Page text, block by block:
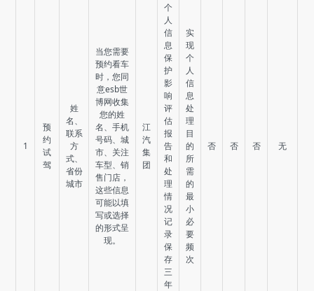
1
预
约
试
驾
姓
名、
联系
方
式、
省份
城市
当您需要
预约看车
时，您同
意esb世
博网收集
您的姓
名、手机
号码、城
市、关注
车型、销
售门店，
这些信息
可能以填
写或选择
的形式呈
现。
江
汽
集
团
个
人
信
息
保
护
影
响
评
估
报
告
和
处
理
情
况
记
录
保
存
三
年
实
现
个
人
信
息
处
理
目
的
所
需
的
最
小
必
要
频
次
否 否 否 无